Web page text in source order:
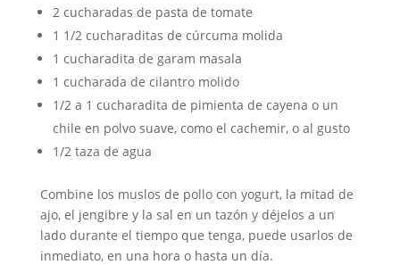
2 cucharadas de pasta de tomate
1 1/2 cucharaditas de cúrcuma molida
1 cucharadita de garam masala
1 cucharada de cilantro molido
1/2 a 1 cucharadita de pimienta de cayena o un
chile en polvo suave, como el cachemir, o al gusto
1/2 taza de agua
Combine los muslos de pollo con yogurt, la mitad de
ajo, el jengibre y la sal en un tazón y déjelos a un
lado durante el tiempo que tenga, puede usarlos de
inmediato, en una hora o hasta un día.